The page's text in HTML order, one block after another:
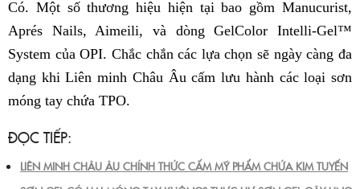
Có. Một số thương hiệu hiện tại bao gồm Manucurist,
Aprés Nails, Aimeili, và dòng GelColor Intelli-Gel™
System của OPI. Chắc chắn các lựa chọn sẽ ngày càng đa
dạng khi Liên minh Châu Âu cấm lưu hành các loại sơn
móng tay chứa TPO.
ĐỌC TIẾP:
LIÊN MINH CHÂU ÂU CHÍNH THỨC CẤM MỸ PHẨM CHỨA KIM TUYẾN